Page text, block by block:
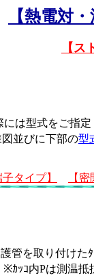
【熱電対
【ス
には型式をご指
並びに下部の型
子タイプ】 【
管を取り付けた
ｶｯｺ内Pは測温抵